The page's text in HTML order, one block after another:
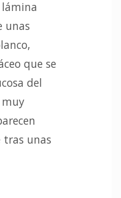
lámina
unas
que se
del
muy
unas